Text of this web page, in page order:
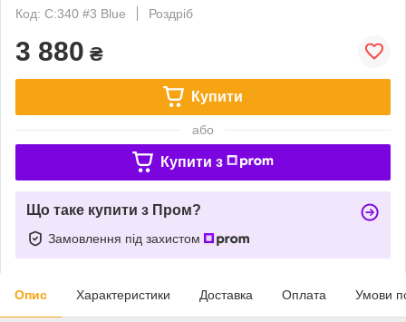
Код: C:340 #3 Blue
Роздріб
3 880 ₴
Купити
або
Купити з
Що таке купити з Пром?
Замовлення під захистом
Опис Характеристики Доставка Оплата Умови